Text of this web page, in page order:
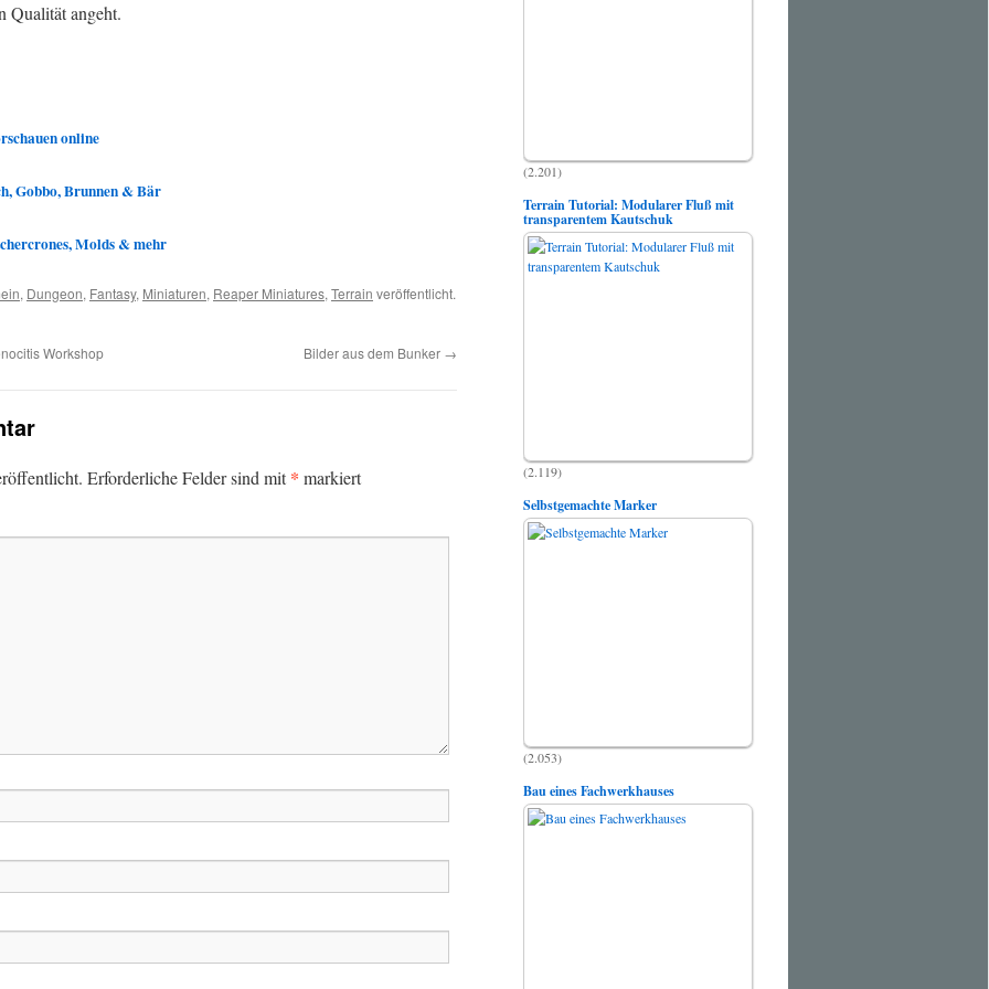
Qualität angeht.
online
Gobbo, Brunnen & Bär
Molds & mehr
, Dungeon, Fantasy, Miniaturen, Reaper Miniatures, Terrain veröffentlicht.
Workshop Bilder aus dem Bunker →
Erforderliche Felder sind mit* markiert
(2.201)
Terrain Tutorial: Modularer Fluß mit
transparentem Kautschuk
(2.119)
Selbstgemachte Marker
(2.053)
Bau eines Fachwerkhauses